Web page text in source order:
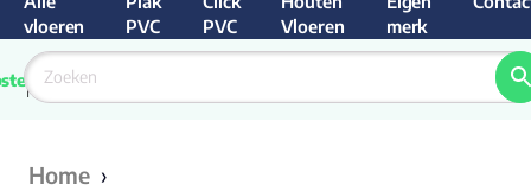
vloeren
PVC
PVC
Vloeren
merk
van
Nederland
9.6/10
Home ›